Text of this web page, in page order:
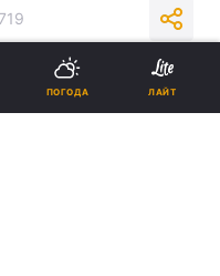
в Google
ПОГОДА ЛАЙТ